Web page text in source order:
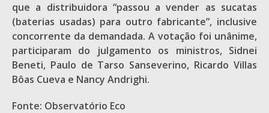
que a distribuidora “passou a vender as sucatas
(baterias usadas) para outro fabricante”, inclusive
concorrente da demandada. A votação foi unânime,
participaram do julgamento os ministros, Sidnei
Beneti, Paulo de Tarso Sanseverino, Ricardo Villas
Bôas Cueva e Nancy Andrighi.
Fonte: Observatório Eco